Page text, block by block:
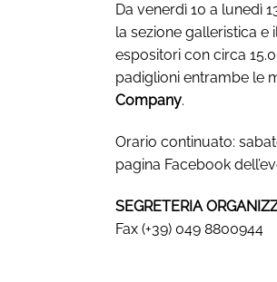
Da venerdì 10 a lunedì
la sezione galleristica e
espositori con circa
padiglioni entrambe le
Company.
Orario continuato:
pagina Facebook
SEGRETERIA
Fax (+39) 049 8800944